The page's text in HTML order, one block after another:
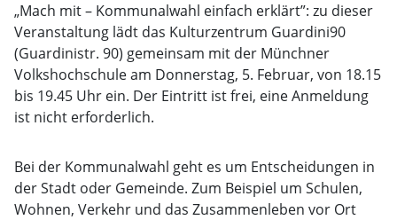
„Mach mit – Kommunalwahl einfach erklärt”: zu dieser
Veranstaltung lädt das Kulturzentrum Guardini90
(Guardinistr. 90) gemeinsam mit der Münchner
Volkshochschule am Donnerstag, 5. Februar, von 18.15
bis 19.45 Uhr ein. Der Eintritt ist frei, eine Anmeldung
ist nicht erforderlich.
Bei der Kommunalwahl geht es um Entscheidungen in
der Stadt oder Gemeinde. Zum Beispiel um Schulen,
Wohnen, Verkehr und das Zusammenleben vor Ort